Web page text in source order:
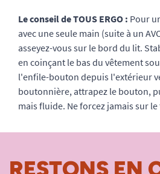
Le conseil de TOUS ERGO : Pour
avec une seule main (suite à un
asseyez-vous sur le bord du lit.
en coinçant le bas du vêtement
l'enfile-bouton depuis l'extérieur
boutonnière, attrapez le bouton,
mais fluide. Ne forcez jamais sur le